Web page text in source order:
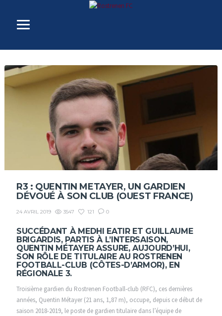
R3 : QUENTIN METAYER, UN GARDIEN
DÉVOUÉ À SON CLUB (OUEST FRANCE)
24 AVRIL 2019 3547 121 0
SUCCÉDANT À MEDHI EATIR ET GUILLAUME
BRIGARDIS, PARTIS À L’INTERSAISON,
QUENTIN MÉTAYER ASSURE, AUJOURD’HUI,
SON RÔLE DE TITULAIRE AU ROSTRENEN
FOOTBALL-CLUB (CÔTES-D’ARMOR), EN
RÉGIONALE 3.
Troisième gardien du Rostrenen Football-club (RFC), ces dernières
années, Quentin Métayer (21 ans, 1,87 m), occupe, depuis ce début de
saison 2018-2019, le poste de gardien titulaire dans l’équipe de